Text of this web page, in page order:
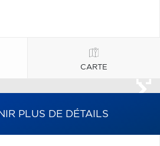
CARTE
PLUS DE DÉTAILS